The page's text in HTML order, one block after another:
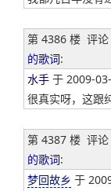
第 4386 楼 评论
的歌词:
水手 于 2009-
很真实呀，这跟
第 4387 楼 评论
的歌词:
梦回故乡 于